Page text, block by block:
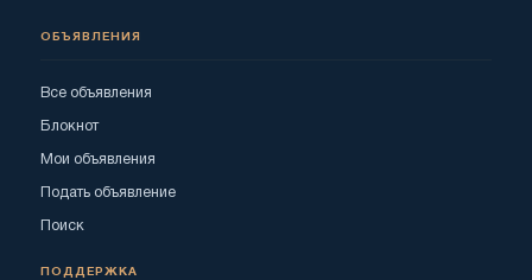
ОБЪЯВЛЕНИЯ
Все объявления
Блокнот
Мои объявления
Подать объявление
Поиск
ПОДДЕРЖКА